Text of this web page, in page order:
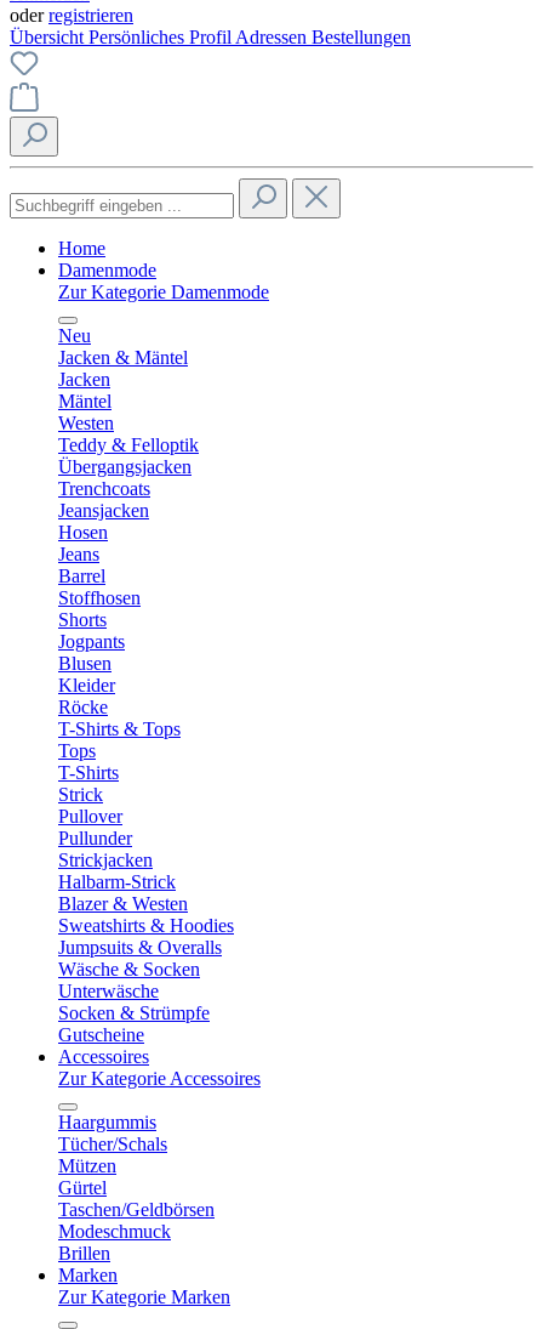
oderregistrieren
Übersicht Persönliches Profil Adressen Bestellungen
Home
Damenmode
Zur Kategorie Damenmode
Neu
Jacken & Mäntel
Jacken
Mäntel
Westen
Teddy & Felloptik
Übergangsjacken
Trenchcoats
Jeansjacken
Hosen
Jeans
Barrel
Stoffhosen
Shorts
Jogpants
Blusen
Kleider
Röcke
T-Shirts & Tops
Tops
T-Shirts
Strick
Pullover
Pullunder
Strickjacken
Halbarm-Strick
Blazer & Westen
Sweatshirts & Hoodies
Jumpsuits & Overalls
Wäsche & Socken
Unterwäsche
Socken & Strümpfe
Gutscheine
Accessoires
Zur Kategorie Accessoires
Haargummis
Tücher/Schals
Mützen
Gürtel
Taschen/Geldbörsen
Modeschmuck
Brillen
Marken
Zur Kategorie Marken